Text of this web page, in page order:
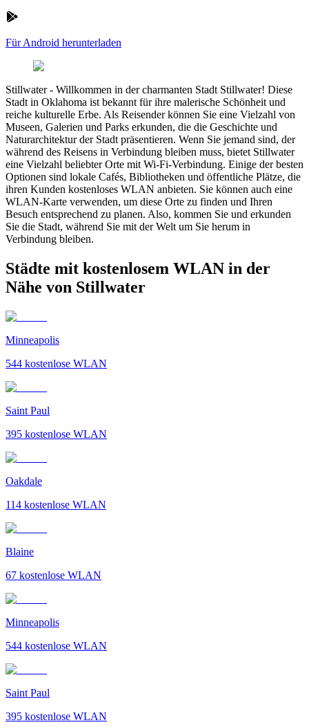
Für Android herunterladen
Stillwater- Willkommen in der charmanten Stadt Stillwater! Diese
Stadt in Oklahoma ist bekannt für ihre malerische Schönheit und
reiche kulturelle Erbe. Als Reisender können Sie eine Vielzahl von
Museen, Galerien und Parks erkunden, die die Geschichte und
Naturarchitektur der Stadt präsentieren. Wenn Sie jemand sind, der
während des Reisens in Verbindung bleiben muss, bietet Stillwater
eine Vielzahl beliebter Orte mit Wi-Fi-Verbindung. Einige der besten
Optionen sind lokale Cafés, Bibliotheken und öffentliche Plätze, die
ihren Kunden kostenloses WLAN anbieten. Sie können auch eine
WLAN-Karte verwenden, um diese Orte zu finden und Ihren
Besuch entsprechend zu planen. Also, kommen Sie und erkunden
Sie die Stadt, während Sie mit der Welt um Sie herum in
Verbindung bleiben.
Städte mit kostenlosem WLAN in der
Nähe von Stillwater
Minneapolis
544 kostenlose WLAN
Saint Paul
395 kostenlose WLAN
Oakdale
114 kostenlose WLAN
Blaine
67 kostenlose WLAN
Minneapolis
544 kostenlose WLAN
Saint Paul
395 kostenlose WLAN